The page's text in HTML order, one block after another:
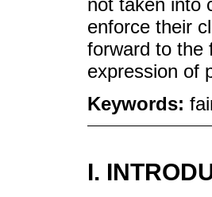
not taken into
enforce their
forward to the
expression of
Keywords:
I.